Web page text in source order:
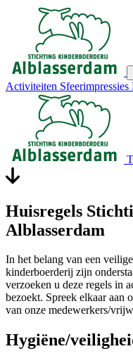
Activiteiten Sfeerimpressies
Huisregels
Alblasserdam
In het belang van een
kinderboerderij zijn
verzoeken u deze regels in
bezoekt. Spreek elkaar aan
van onze medewerkers/
Hygiëne/